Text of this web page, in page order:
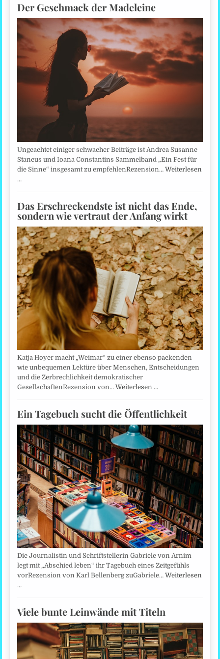
Der Geschmack der Madeleine
Ungeachtet einiger schwacher Beiträge ist Andrea Susanne
Stancus und Ioana Constantins Sammelband „Ein Fest für
die Sinne“ insgesamt zu empfehlenRezension…Weiterlesen
…
Das Erschreckendste ist nicht das Ende,
sondern wie vertraut der Anfang wirkt
Katja Hoyer macht „Weimar“ zu einer ebenso packenden
wie unbequemen Lektüre über Menschen, Entscheidungen
und die Zerbrechlichkeit demokratischer
GesellschaftenRezension von…Weiterlesen …
Ein Tagebuch sucht die Öffentlichkeit
Die Journalistin und Schriftstellerin Gabriele von Arnim
legt mit „Abschied leben“ ihr Tagebuch eines Zeitgefühls
vorRezension von Karl Bellenberg zuGabriele…Weiterlesen
…
Viele bunte Leinwände mit Titeln